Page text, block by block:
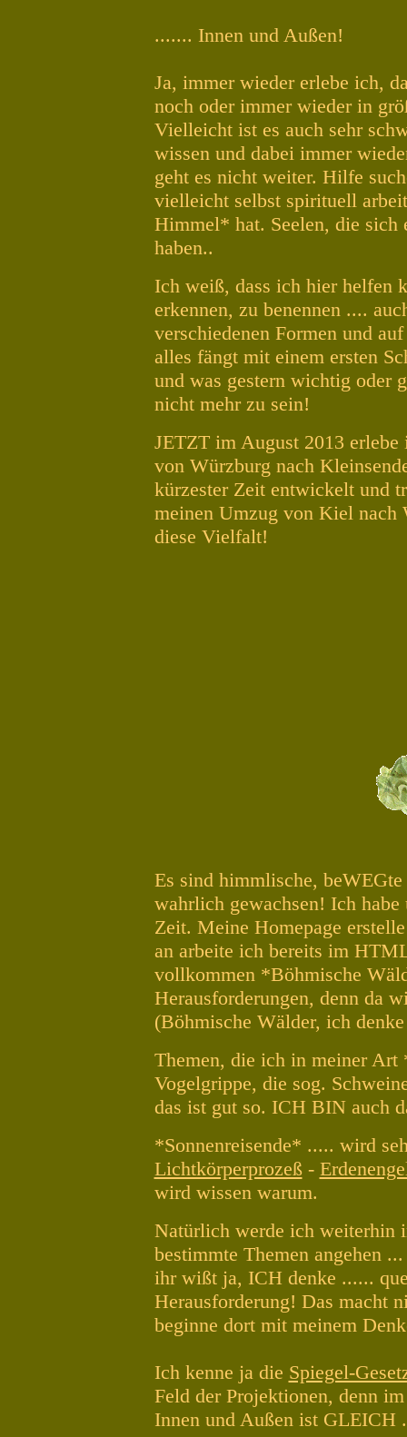
....... Innen und Außen!
Ja, immer wieder erlebe ich,
noch oder immer wieder in
Vielleicht ist es auch sehr
wissen und dabei immer
geht es nicht weiter. Hilfe
vielleicht selbst spirituell
Himmel* hat. Seelen, die sich
haben..
Ich weiß, dass ich hier helfen
erkennen, zu benennen ....
verschiedenen Formen und
alles fängt mit einem ersten
und was gestern wichtig oder
nicht mehr zu sein!
JETZT im August 2013
von Würzburg nach
kürzester Zeit entwickelt und
meinen Umzug von Kiel nach
diese Vielfalt!
Es sind himmlische,
wahrlich gewachsen! Ich
Zeit. Meine Homepage
an arbeite ich bereits im
vollkommen *Böhmische
Herausforderungen, denn da
(Böhmische Wälder, ich
Themen, die ich in meiner
Vogelgrippe, die sog.
das ist gut so. ICH BIN auch
*Sonnenreisende* ..... wird
Lichtkörperprozeß-
wird wissen warum.
Natürlich werde ich weiterhin
bestimmte Themen angehen
ihr wißt ja, ICH denke ......
Herausforderung! Das macht
beginne dort mit meinem
Ich kenne ja die Spiegel-
Feld der Projektionen, denn
Innen und Außen ist